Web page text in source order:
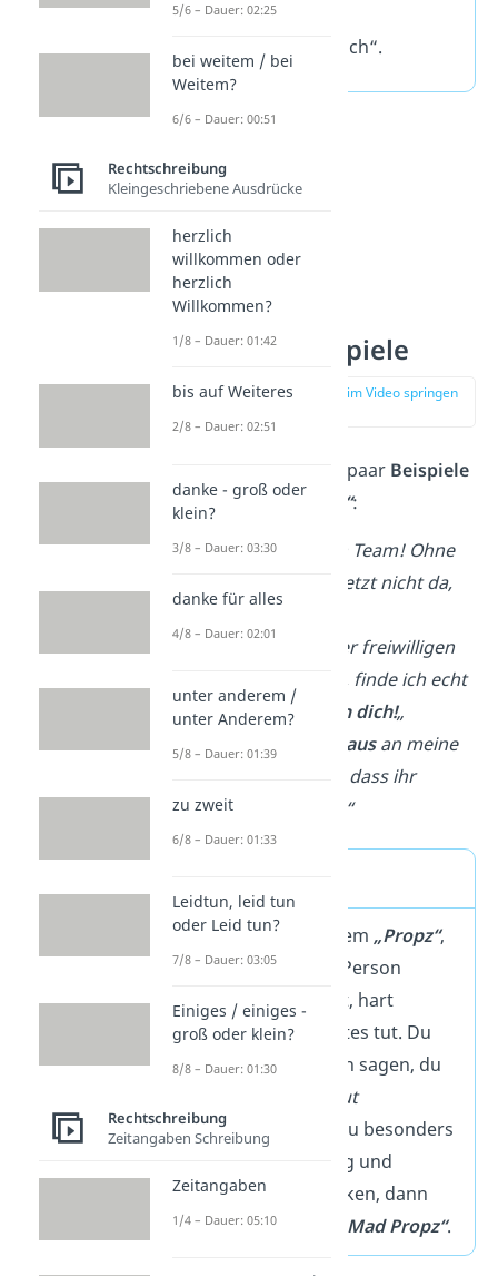
bedeutet das
„wahrscheinlich“.
„Props“ Beispiele
zur Stelle im Video springen
Hier findest du ein paar Beispiele
zum
„Props geben“:
„Propzan mein Team! Ohne
euch wäre ich jetzt nicht da,
„Dass du bei der freiwilligen
Feuerwehr bist, finde ich echt
super.Props an dich!„
Propz gehen rausan meine
Familie. Danke, dass ihr
immer da seid!“
Du gibst jemandem„Propz“,
wenn sich diese Person
aufrichtig verhält, hart
arbeitet oder Gutes tut. Du
kannst dann auch sagen, du
„Shout
Out“. Möchtest du besonders
Anerkennung und
Respekt ausdrücken, dann
sprichst du von
„Mad Propz“.
5/6 – Dauer: 02:25
bei weitem / bei
Weitem?
6/6 – Dauer: 00:51
Rechtschreibung
Kleingeschriebene Ausdrücke
herzlich
willkommen oder
herzlich
Willkommen?
1/8 – Dauer: 01:42
bis auf Weiteres
2/8 – Dauer: 02:51
danke - groß oder
klein?
3/8 – Dauer: 03:30
danke für alles
4/8 – Dauer: 02:01
unter anderem /
unter Anderem?
5/8 – Dauer: 01:39
zu zweit
6/8 – Dauer: 01:33
Leidtun, leid tun
oder Leid tun?
7/8 – Dauer: 03:05
Einiges / einiges -
groß oder klein?
8/8 – Dauer: 01:30
Rechtschreibung
Zeitangaben Schreibung
Zeitangaben
1/4 – Dauer: 05:10